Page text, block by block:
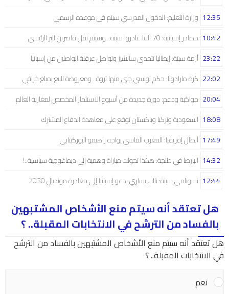
وزارة التعليم: الدخول المدرسي سیتم في موعده الرسمي 12:35
مصادر إسبانية: 70 ألفا غادروا سبتة.. وسيتم نقل قاصرين للبر الرئيسي 10:42
أزمة سبتة: إيطاليا تتحدى سانشيز وتواصل عرقلة الواصلين من إسبانيا 23:22
كرة مارادونا: حكم تونسي جنى منها ثروة.. ومعروضة للبيع بمبلغ خرافي 22:02
مواكبة ودعم: دورة جديدة من أسبوع الاستثمار المخصص لمغاربة العالم 20:04
السعودية وتركيا وباكستان توقع على معاهدة الدفاع المشترك 18:08
أبطال إفريقيا: المغرب الفاسي يواجه راهيمو البوركينابي 17:49
البارصا في طنجة: هكذا تحولت مباراة وهمية إلى ديماغوجية سياسية..! 14:32
تسونامي سبتة: نائب يساري يدعو إسبانيا إلى مغادرة مونديال 2030 12:44
هل تعتقد أنه سيتم منع الأشخاص المشتبهين
بالفساد من الترشح في الانتخابات المقبلة.. ؟
هل تعتقد أنه سيتم منع الأشخاص المشتبهين بالفساد من الترشح
في الانتخابات المقبلة.. ؟
نعم